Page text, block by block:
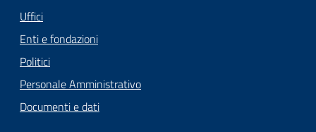
Uffici
Enti e fondazioni
Politici
Personale Amministrativo
Documenti e dati